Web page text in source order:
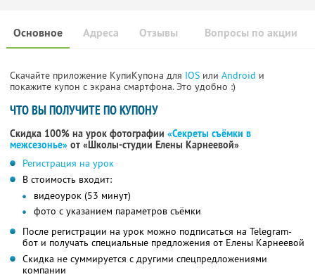
Основное Отзывы Вопросы по акции
Адреса
Скачайте приложение КупиКупона для IOS или Android и
покажите купон с экрана смартфона. Это удобно :)
ЧТО ВЫ ПОЛУЧИТЕ ПО КУПОНУ
Скидка 100% на урок фотографии «Секреты съёмки в
межсезонье» от «Школы-студии Елены Карнеевой»
Регистрация на урок
В стоимость входит:
видеоурок (53 минут)
фото с указанием параметров съёмки
После регистрации на урок можно подписаться на Telegram-
бот и получать специальные предложения от Елены Карнеевой
Скидка не суммируется с другими спецпредложениями
компании